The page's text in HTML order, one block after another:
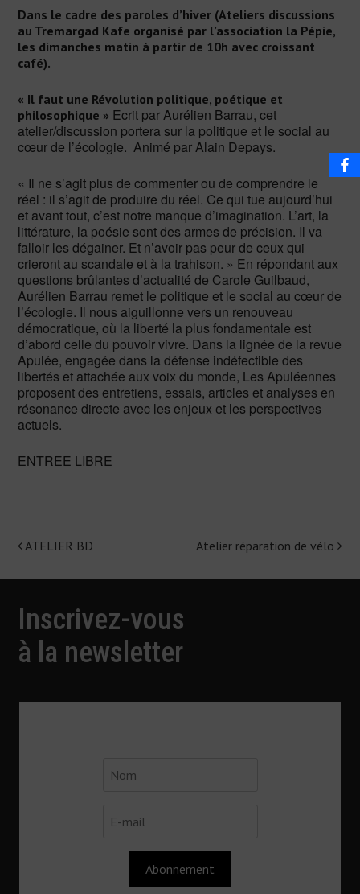
Dans le cadre des paroles d’hiver (Ateliers discussions
au Tremargad Kafe organisé par l’association la Pépie,
les dimanches matin à partir de 10h avec croissant
café).
« Il faut une Révolution politique, poétique et
philosophique » Ecrit par Aurélien Barrau, cet
atelier/discussion portera sur la politique et le social au
cœur de l’écologie. Animé par Alain Depays.
« Il ne s’agit plus de commenter ou de comprendre le
réel : il s’agit de produire du réel. Ce qui tue aujourd’hui
et avant tout, c’est notre manque d’imagination. L’art, la
littérature, la poésie sont des armes de précision. Il va
falloir les dégainer. Et n’avoir pas peur de ceux qui
crieront au scandale et à la trahison. » En répondant aux
questions brûlantes d’actualité de Carole Guilbaud,
Aurélien Barrau remet le politique et le social au cœur de
l’écologie. Il nous aiguillonne vers un renouveau
démocratique, où la liberté la plus fondamentale est
d’abord celle du pouvoir vivre. Dans la lignée de la revue
Apulée, engagée dans la défense indéfectible des
libertés et attachée aux voix du monde, Les Apuléennes
proposent des entretiens, essais, articles et analyses en
résonance directe avec les enjeux et les perspectives
actuels.
ENTREE LIBRE
Navigation
de
l'article
ATELIER BD Atelier réparation de vélo
Inscrivez-vous
à la newsletter
Abonnement